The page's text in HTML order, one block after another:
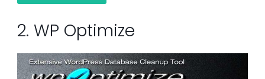
2. WP Optimize